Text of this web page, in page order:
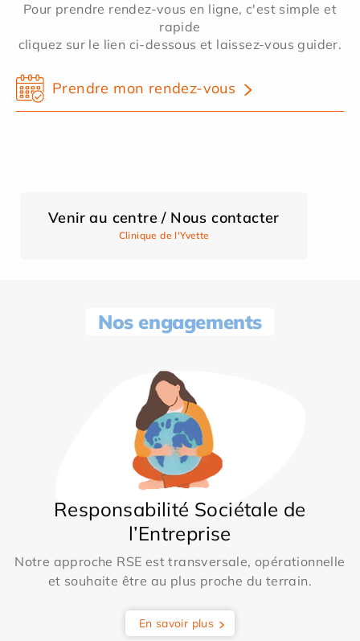
Pour prendre rendez-vous en ligne, c'est simple et
rapide
cliquez sur le lien ci-dessous et laissez-vous guider.
Prendre mon rendez-vous
Venir au centre / Nous contacter
Clinique de l'Yvette
Nos engagements
Responsabilité Sociétale de
l’Entreprise
Notre approche RSE est transversale, opérationnelle
et souhaite être au plus proche du terrain.
En savoir plus